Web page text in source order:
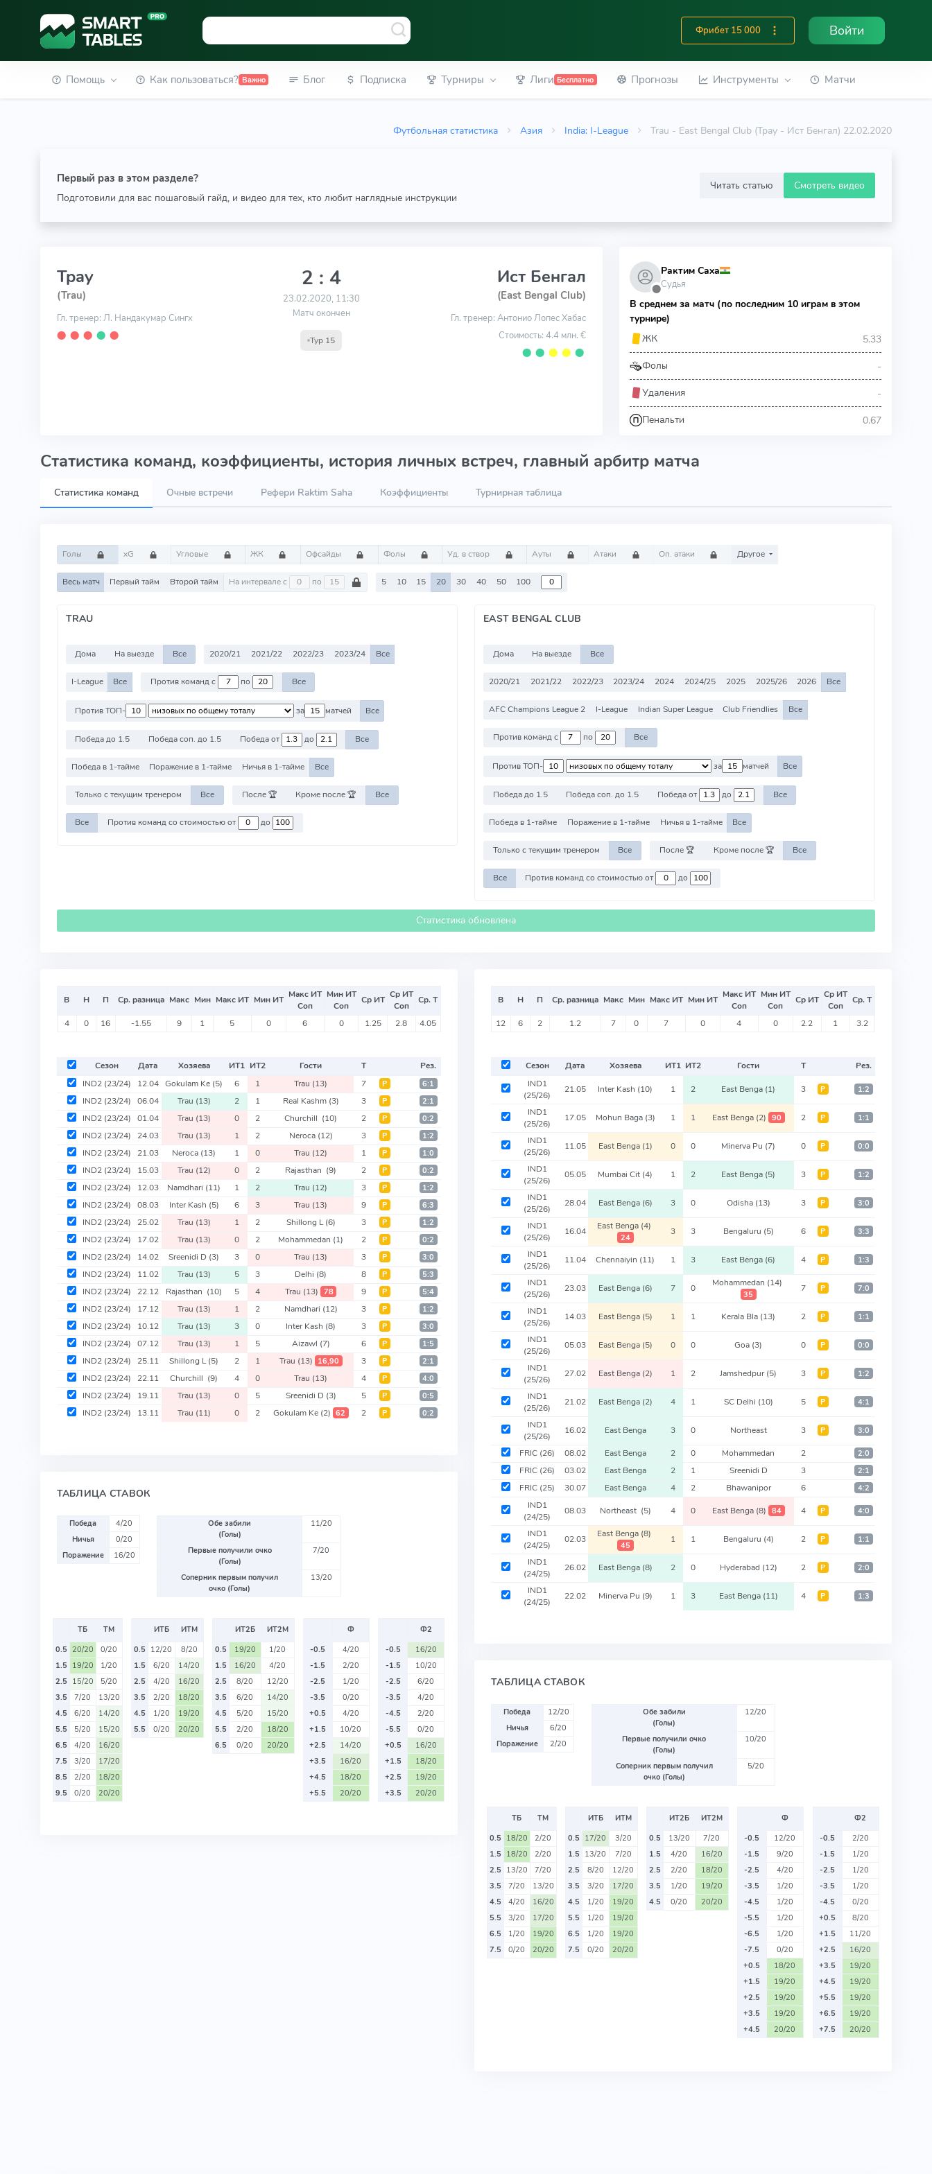
Фрибет 15 000 Войти
Помощь Как пользоваться? Важно Блог Подписка Турниры Лиги Бесплатно Прогнозы Инструменты Матчи
Футбольная статистика Азия India: I-League Trau - East Bengal Club (Трау - Ист Бенгал) 22.02.2020
Первый раз в этом разделе?
Подготовили для вас пошаговый гайд, и видео для тех, кто любит наглядные инструкции
Читать статью Смотреть видео
Трау
(Trau)
Гл. тренер: Л. Нандакумар Сингх
⬤ ⬤ ⬤ ⬤ ⬤
2 : 4
23.02.2020, 11:30
Матч окончен
Тур 15
Ист Бенгал
(East Bengal Club)
Гл. тренер: Антонио Лопес Хабас
Стоимость: 4.4 млн. €
⬤ ⬤ ⬤ ⬤ ⬤
⬤
Рактим Саха
Судья
В среднем за матч (по последним 10 играм в этом
турнире)
ЖК
5.33
Фолы -
Удаления -
Пенальти 0.67
Статистика команд, коэффициенты, история личных встреч, главный арбитр матча
Статистика команд Очные встречи Рефери Raktim Saha Коэффициенты Турнирная таблица
Голы xG Угловые ЖК Офсайды Фолы Уд. в створ Ауты Атаки Оп. атаки Другое
Весь матч Первый тайм Второй тайм На интервале с по 5 10 15 20 30 40 50 100
TRAU
Дома На выезде Все 2020/21 2021/22 2022/23 2023/24 Все
I-League Все Против команд с по Все
Против ТОП- за матчей Все
Победа до 1.5 Победа соп. до 1.5 Победа от до Все
Победа в 1-тайме Поражение в 1-тайме Ничья в 1-тайме Все
Только с текущим тренером Все После 🏆 Кроме после 🏆 Все
Все Против команд со стоимостью от до
EAST BENGAL CLUB
Дома На выезде Все
2020/21 2021/22 2022/23 2023/24 2024 2024/25 2025 2025/26 2026 Все
AFC Champions League 2 I-League Indian Super League Club Friendlies Все
Против команд с по Все
Против ТОП- за матчей Все
Победа до 1.5 Победа соп. до 1.5 Победа от до Все
Победа в 1-тайме Поражение в 1-тайме Ничья в 1-тайме Все
Только с текущим тренером Все После 🏆 Кроме после 🏆 Все
Все Против команд со стоимостью от до
Статистика обновлена
В Н П Ср. разница Макс Мин Макс ИТ Мин ИТ Макс ИТ
Соп
Мин ИТ
Соп
Ср ИТ Ср ИТ
Соп
Ср. Т
4 0 16 -1.55 9 1 5 0 6 0 1.25 2.8 4.05
Сезон Дата Хозяева ИТ1 ИТ2 Гости Т
Рез.
IND2 (23/24) 12.04 Gokulam Ke (5) 6 1 Trau (13) 7 Р 6:1
IND2 (23/24) 06.04 Trau (13) 2 1 Real Kashm (3) 3 Р 2:1
IND2 (23/24) 01.04 Trau (13) 0 2 Churchill (10) 2 Р 0:2
IND2 (23/24) 24.03 Trau (13) 1 2 Neroca (12) 3 Р 1:2
IND2 (23/24) 21.03 Neroca (13) 1 0 Trau (12) 1 Р 1:0
IND2 (23/24) 15.03 Trau (12) 0 2 Rajasthan (9) 2 Р 0:2
IND2 (23/24) 12.03 Namdhari (11) 1 2 Trau (12) 3 Р 1:2
IND2 (23/24) 08.03 Inter Kash (5) 6 3 Trau (13) 9 Р 6:3
IND2 (23/24) 25.02 Trau (13) 1 2 Shillong L(6) 3 Р 1:2
IND2 (23/24) 17.02 Trau (13) 0 2 Mohammedan (1) 2 Р 0:2
IND2 (23/24) 14.02 Sreenidi D (3) 3 0 Trau (13) 3 Р 3:0
IND2 (23/24) 11.02 Trau (13) 5 3 Delhi (8) 8 Р 5:3
IND2 (23/24) 22.12 Rajasthan (10) 5 4 Trau (13) 78 9 Р 5:4
IND2 (23/24) 17.12 Trau (13) 1 2 Namdhari (12) 3 Р 1:2
IND2 (23/24) 10.12 Trau (13) 3 0 Inter Kash (8) 3 Р 3:0
IND2 (23/24) 07.12 Trau (13) 1 5 Aizawl (7) 6 Р 1:5
IND2 (23/24) 25.11 Shillong L(5) 2 1 Trau (13) 16,90 3 Р 2:1
IND2 (23/24) 22.11 Churchill (9) 4 0 Trau (13) 4 Р 4:0
IND2 (23/24) 19.11 Trau (13) 0 5 Sreenidi D (3) 5 Р 0:5
IND2 (23/24) 13.11 Trau (11) 0 2 Gokulam Ke (2) 62 2 Р 0:2
ТАБЛИЦА СТАВОК
Победа
4/20
Ничья
0/20
Поражение
16/20
Обе забили
(Голы)
11/20
Первые получили очко
(Голы)
7/20
Соперник первым получил
очко (Голы)
13/20
ТБ
ТМ
0.5 20/20
0/20
1.5 19/20
1/20
2.5 15/20
5/20
3.5
7/20
13/20
4.5
6/20
14/20
5.5
5/20
15/20
6.5
4/20
16/20
7.5
3/20
17/20
8.5
2/20
18/20
9.5
0/20 20/20
ИТБ
ИТМ
0.5 12/20
8/20
1.5
6/20
14/20
2.5
4/20
16/20
3.5
2/20
18/20
4.5
1/20
19/20
5.5
0/20 20/20
ИТ2Б
ИТ2М
0.5
19/20
1/20
1.5
16/20
4/20
2.5
8/20
12/20
3.5
6/20
14/20
4.5
5/20
15/20
5.5
2/20
18/20
6.5
0/20 20/20
Ф
-0.5
4/20
-1.5
2/20
-2.5
1/20
-3.5
0/20
+0.5
4/20
+1.5
10/20
+2.5
14/20
+3.5
16/20
+4.5
18/20
+5.5
20/20
Ф2
-0.5
16/20
-1.5
10/20
-2.5
6/20
-3.5
4/20
-4.5
2/20
-5.5
0/20
+0.5
16/20
+1.5
18/20
+2.5
19/20
+3.5
20/20
В Н П Ср. разница Макс Мин Макс ИТ Мин ИТ Макс ИТ
Соп
Мин ИТ
Соп
Ср ИТ Ср ИТ
Соп
Ср. Т
12 6 2 1.2 7 0 7 0 4 0 2.2 1 3.2
Сезон Дата Хозяева ИТ1 ИТ2 Гости Т
Рез.
IND1
(25/26)
21.05 Inter Kash (10) 1 2 East Benga (1) 3 Р 1:2
IND1
(25/26)
17.05 Mohun Baga (3) 1 1 East Benga (2) 90 2 Р 1:1
IND1
(25/26)
11.05 East Benga (1) 0 0 Minerva Pu (7) 0 Р 0:0
IND1
(25/26)
05.05 Mumbai Cit (4) 1 2 East Benga (5) 3 Р 1:2
IND1
(25/26)
28.04 East Benga (6) 3 0 Odisha (13) 3 Р 3:0
IND1
(25/26)
16.04 East Benga (4)
24
3 3 Bengaluru (5) 6 Р 3:3
IND1
(25/26)
11.04 Chennaiyin (11) 1 3 East Benga (6) 4 Р 1:3
IND1
(25/26)
23.03 East Benga (6) 7 0 Mohammedan (14)
35
7 Р 7:0
IND1
(25/26)
14.03 East Benga (5) 1 1 Kerala Bla (13) 2 Р 1:1
IND1
(25/26)
05.03 East Benga (5) 0 0 Goa (3) 0 Р 0:0
IND1
(25/26)
27.02 East Benga (2) 1 2 Jamshedpur(5) 3 Р 1:2
IND1
(25/26)
21.02 East Benga (2) 4 1 SC Delhi (10) 5 Р 4:1
IND1
(25/26)
16.02 East Benga 3 0 Northeast 3 Р 3:0
FRIC (26) 08.02 East Benga 2 0 Mohammedan 2 2:0
FRIC (26) 03.02 East Benga 2 1 Sreenidi D 3 2:1
FRIC (25) 30.07 East Benga 4 2 Bhawanipor 6 4:2
IND1
(24/25)
08.03 Northeast (5) 4 0 East Benga (8) 84 4 Р 4:0
IND1
(24/25)
02.03 East Benga (8)
45
1 1 Bengaluru (4) 2 Р 1:1
IND1
(24/25)
26.02 East Benga (8) 2 0 Hyderabad (12) 2 Р 2:0
IND1
(24/25)
22.02 Minerva Pu (9) 1 3 East Benga (11) 4 Р 1:3
ТАБЛИЦА СТАВОК
Победа
12/20
Ничья
6/20
Поражение
2/20
Обе забили
(Голы)
12/20
Первые получили очко
(Голы)
10/20
Соперник первым получил
очко (Голы)
5/20
ТБ
ТМ
0.5 18/20
2/20
1.5 18/20
2/20
2.5 13/20
7/20
3.5
7/20
13/20
4.5
4/20
16/20
5.5
3/20
17/20
6.5
1/20
19/20
7.5
0/20 20/20
ИТБ
ИТМ
0.5 17/20
3/20
1.5 13/20
7/20
2.5
8/20
12/20
3.5
3/20
17/20
4.5
1/20
19/20
5.5
1/20
19/20
6.5
1/20
19/20
7.5
0/20 20/20
ИТ2Б
ИТ2М
0.5
13/20
7/20
1.5
4/20
16/20
2.5
2/20
18/20
3.5
1/20
19/20
4.5
0/20 20/20
Ф
-0.5
12/20
-1.5
9/20
-2.5
4/20
-3.5
1/20
-4.5
1/20
-5.5
1/20
-6.5
1/20
-7.5
0/20
+0.5
18/20
+1.5
19/20
+2.5
19/20
+3.5
19/20
+4.5
20/20
Ф2
-0.5
2/20
-1.5
1/20
-2.5
1/20
-3.5
1/20
-4.5
0/20
+0.5
8/20
+1.5
11/20
+2.5
16/20
+3.5
19/20
+4.5
19/20
+5.5
19/20
+6.5
19/20
+7.5
20/20